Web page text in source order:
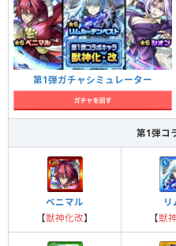
第1弾ガチャシミュレーター
第1弾コ
ベニマル
【獣神化改】
リ
【獣